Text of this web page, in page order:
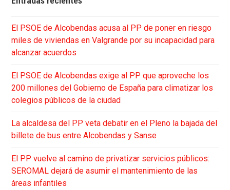
El PSOE de Alcobendas acusa al PP de poner en riesgo
miles de viviendas en Valgrande por su incapacidad para
alcanzar acuerdos
El PSOE de Alcobendas exige al PP que aproveche los
200 millones del Gobierno de España para climatizar los
colegios públicos de la ciudad
La alcaldesa del PP veta debatir en el Pleno la bajada del
billete de bus entre Alcobendas y Sanse
El PP vuelve al camino de privatizar servicios públicos:
SEROMAL dejará de asumir el mantenimiento de las
áreas infantiles